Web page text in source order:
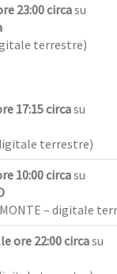
23:00 circasu
terrestre)
17:15 circasu
terrestre)
10:00 circasu
– digitale
ore 22:00 circasu